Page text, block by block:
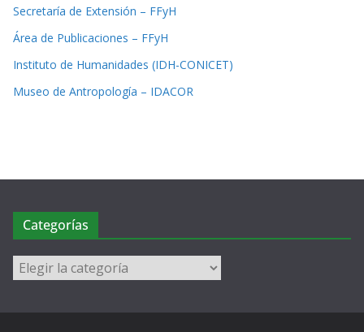
Secretaría de Extensión – FFyH
Área de Publicaciones – FFyH
Instituto de Humanidades (IDH-CONICET)
Museo de Antropología – IDACOR
Categorías